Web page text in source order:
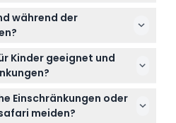
normalerweise zwischen
von Hotels in Abu
– bitte bei der
während der
4x4 Dünenfahren,
Henna-Malerei und ein
mit arabischem
erwarten.
Kinder geeignet und
12 Jahren zahlen
werden für Kinder
Einschränkungen oder
meiden?